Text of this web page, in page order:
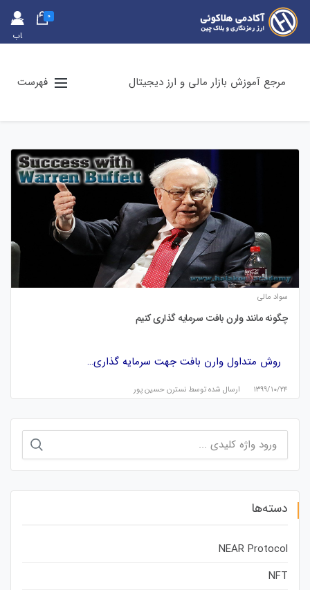
حس
اب
0
مرجع آموزش بازار مالی و ارز دیجیتال فهرست
سواد مالی
چگونه مانند وارن بافت سرمایه گذاری کنیم
روش متداول وارن بافت جهت سرمایه گذاری…
۱۳۹۹/۱۰/۲۴ ارسال شده توسط نسترن حسین پور
برای:
دسته‌ها
NEAR Protocol
NFT